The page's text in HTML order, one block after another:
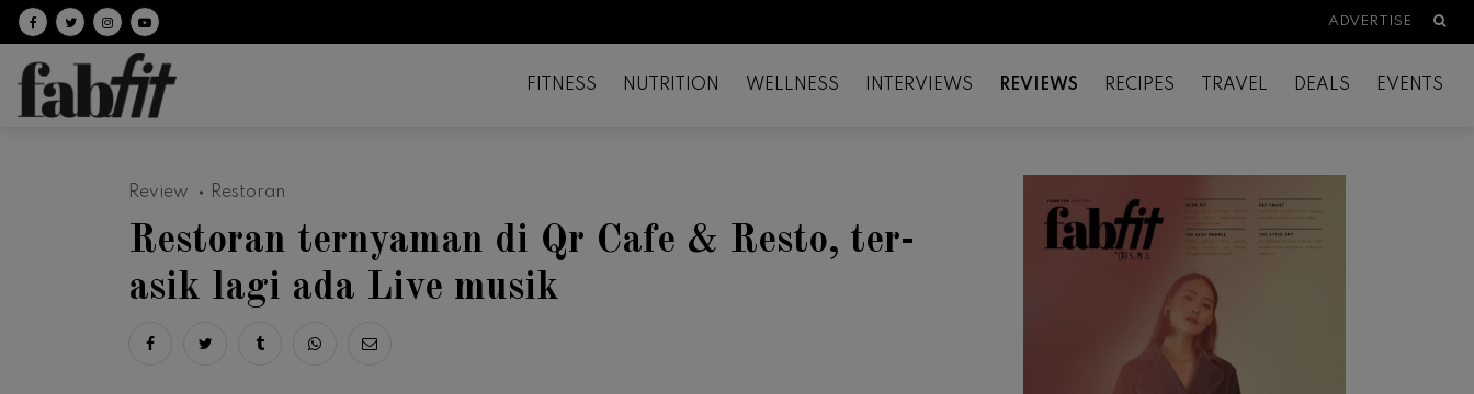
Follow on facebook
Follow on Twitter
Follow on Instagram
Follow on Youtube ADVERTISE
FITNESS NUTRITION WELLNESS INTERVIEWS REVIEWS RECIPES TRAVEL DEALS EVENTS
Review Restoran
Restoran ternyaman di Qr Cafe & Resto, ter-
asik lagi ada Live musik
Share on facebook
Share on twitter
Share on tumblr
Share via whatsapp
Share via email